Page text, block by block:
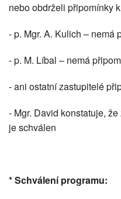
nebo obdrželi připomínky
- p. Mgr. A. Kulich – nemá
- p. M. Líbal – nemá
- ani ostatní zastupitelé
- Mgr. David konstatuje,
je schválen
* Schválení programu: